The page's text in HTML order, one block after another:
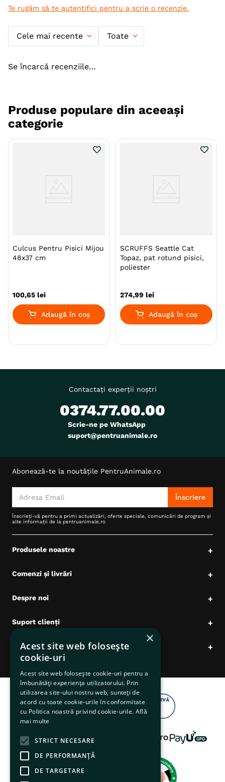
Te rugăm să te autentifici pentru a scrie o recenzie.
Cele mai recente Toate
Se încarcă recenziile…
Produse populare din aceeași
categorie
Culcus Pentru Pisici Mijou
48x37 cm
100,65 lei
Adaugă în coș
SCRUFFS Seattle Cat
Topaz, pat rotund pisici,
poliester
274,99 lei
Adaugă în coș
Contactați experții noștri
0374.77.00.00
Scrie-ne pe WhatsApp
suport@pentruanimale.ro
Abonează-te la noutățile PentruAnimale.ro
Înscriere
Înscrieți-vă pentru a primi actualizări, oferte speciale, comunicări de program și
alte informații de la pentruanimale.ro
Produsele noastre +
Comenzi și livrări +
Despre noi +
Suport clienți +
Date comerciale +
×
Acest site web folosește
cookie-uri
Acest site web folosește cookie-uri pentru a
îmbunătăți experiența utilizatorului. Prin
utilizarea site-ului nostru web, sunteți de
acord cu toate cookie-urile în conformitate
cu Politica noastră privind cookie-urile. Află
mai multe
STRICT NECESARE
DE PERFORMANȚĂ
DE TARGETARE